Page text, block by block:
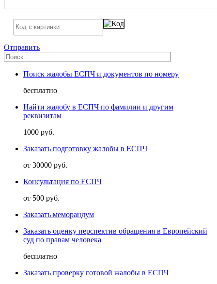
Отправить
Поиск жалобы ЕСПЧ и документов по номеру
бесплатно
Найти жалобу в ЕСПЧ по фамилии и другим
реквизитам
1000 руб.
Заказать подготовку жалобы в ЕСПЧ
от 30000 руб.
Консультация по ЕСПЧ
от 500 руб.
Заказать меморандум
Заказать оценку перспектив обращения в Европейский
суд по правам человека
бесплатно
Заказать проверку готовой жалобы в ЕСПЧ